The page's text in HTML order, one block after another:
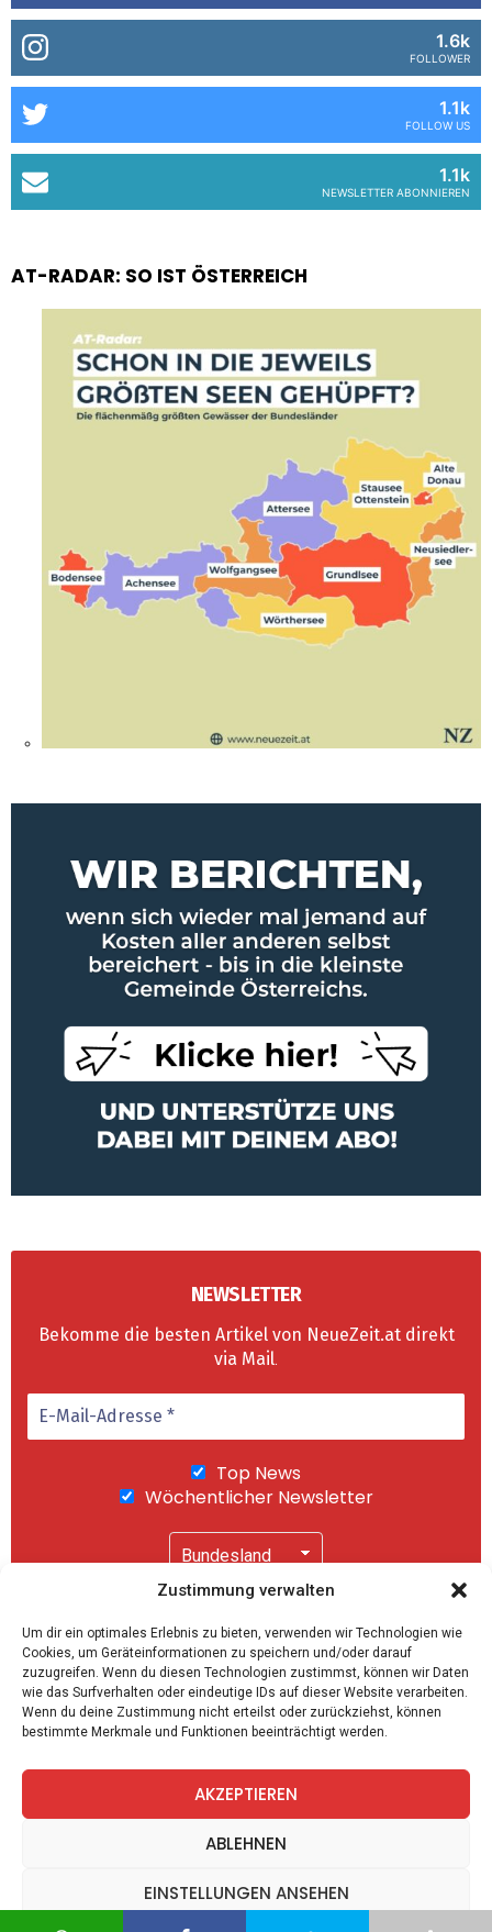
Zustimmung verwalten
Um dir ein optimales Erlebnis zu bieten, verwenden wir Technologien wie
Cookies, um Geräteinformationen zu speichern und/oder darauf
zuzugreifen. Wenn du diesen Technologien zustimmst, können wir Daten
wie das Surfverhalten oder eindeutige IDs auf dieser Website verarbeiten.
Wenn du deine Zustimmung nicht erteilst oder zurückziehst, können
bestimmte Merkmale und Funktionen beeinträchtigt werden.
AKZEPTIEREN
ABLEHNEN
EINSTELLUNGEN ANSEHEN
1.6k
FOLLOWER
1.1k
FOLLOW US
1.1k
NEWSLETTER ABONNIEREN
AT-RADAR: SO IST ÖSTERREICH
NEWSLETTER
Bekomme die besten Artikel von NeueZeit.at direkt
via Mail.
Top News
Wöchentlicher Newsletter
"Abonnieren" akzeptierst Du unsere
Datenschutzerklärung.
twitter